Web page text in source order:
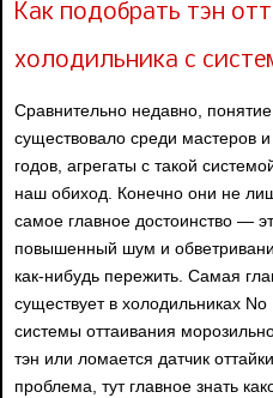
Как подобрать тэн
холодильника с
Сравнительно недавно,
существовало среди мастеров
годов, агрегаты с такой
наш обиход. Конечно они не
самое главное достоинство —
повышенный шум и
как-нибудь пережить. Самая
существует в холодильниках
системы оттаивания
тэн или ломается датчик
проблема, тут главное знать